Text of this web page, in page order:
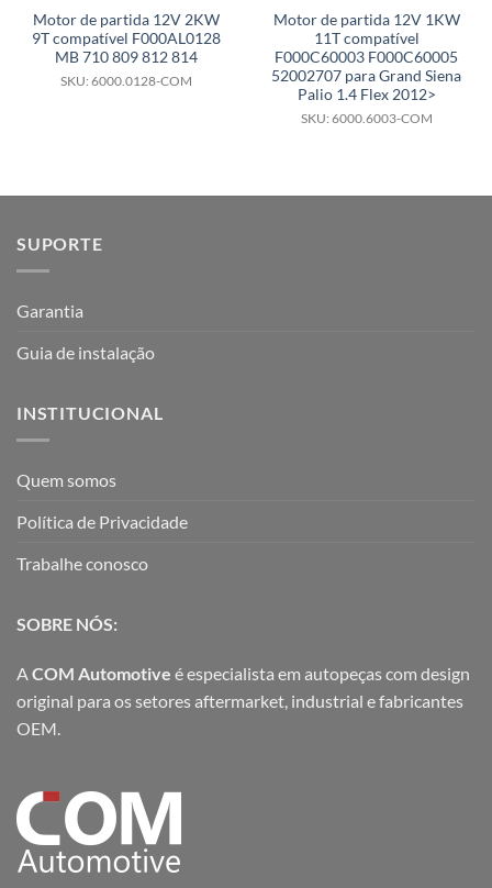
Motor de partida 12V 2KW
9T compatível F000AL0128
MB 710 809 812 814
SKU: 6000.0128-COM
Motor de partida 12V 1KW
11T compatível
F000C60003 F000C60005
52002707 para Grand Siena
Palio 1.4 Flex 2012>
SKU: 6000.6003-COM
SUPORTE
Garantia
Guia de instalação
INSTITUCIONAL
Quem somos
Política de Privacidade
Trabalhe conosco
SOBRE NÓS:
ACOM Automotive é especialista em autopeças com design
original para os setores aftermarket, industrial e fabricantes
OEM.